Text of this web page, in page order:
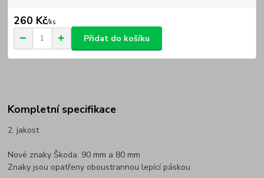
260 Kč/ks
Přidat do košíku
Kompletní specifikace
2. jakost
Nové znaky Škoda. 90 mm a 80 mm
Znaky jsou opatřeny oboustrannou lepící páskou